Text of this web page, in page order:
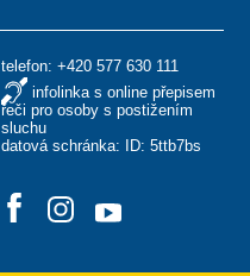
telefon: +420 577 630 111
infolinka s online přepisem
řeči pro osoby s postižením
sluchu
datová schránka: ID: 5ttb7bs